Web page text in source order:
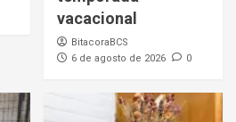
vacacional
BitacoraBCS
6 de agosto de 2026
0